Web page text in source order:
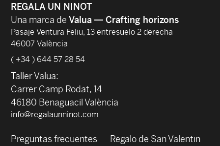
REGALA UN NINOT
Una marca de Valua — Crafting horizons
Pasaje Ventura Feliu, 13 entresuelo 2 derecha
46007 València
( +34 ) 644 57 28 54
Taller Valua:
Carrer Camp Rodat, 14
46180 Benaguacil València
info@regalaunninot.com
Preguntas frecuentes
Regalo de San Valentin